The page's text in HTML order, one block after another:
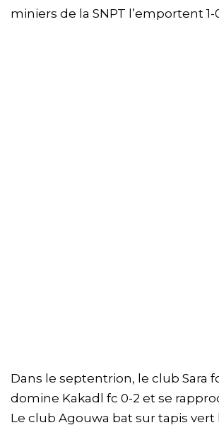
miniers de la SNPT l’emportent 1-
Dans le septentrion, le club Sara
domine Kakadl fc 0-2 et se
Le club Agouwa bat sur tapis